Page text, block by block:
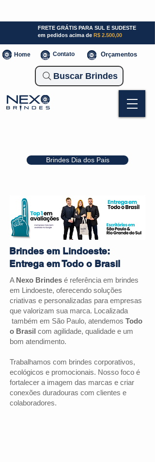
Brindes Dia dos Pais
FRETE GRÁTIS PARA SUL E SUDESTE
em pedidos acima de R$ 2.500,00
Home Contato Orçamentos
Buscar Brindes
Brindes em Lindoeste:
Entrega em Todo o Brasil
A Nexo Brindes é referência em brindes
em Lindoeste, oferecendo soluções
criativas e personalizadas para empresas
que valorizam sua marca. Localizada
também em São Paulo, atendemos Todo
o Brasil com agilidade, qualidade e um
bom atendimento.
Trabalhamos com brindes corporativos,
ecológicos e promocionais. Nosso foco é
fortalecer a imagem das marcas e criar
conexões duradouras com clientes e
colaboradores.